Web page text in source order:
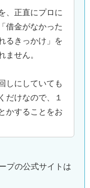
、正直にプロに
借金がなかった
るきっかけ」を
ません。
しにしていても
だけなので、１
かすることをお
プの公式サイトは